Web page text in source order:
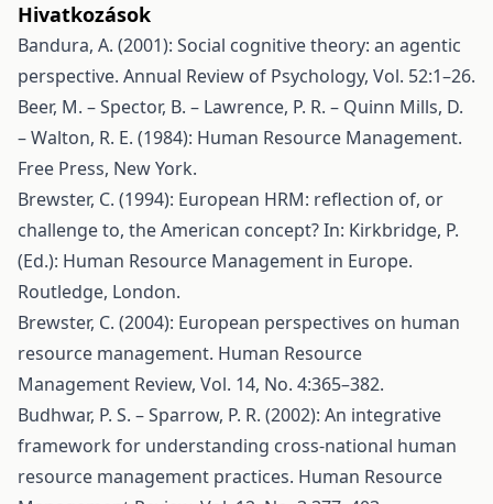
Hivatkozások
Bandura, A. (2001): Social cognitive theory: an agentic
perspective. Annual Review of Psychology, Vol. 52:1–26.
Beer, M. – Spector, B. – Lawrence, P. R. – Quinn Mills, D.
– Walton, R. E. (1984): Human Resource Management.
Free Press, New York.
Brewster, C. (1994): European HRM: reflection of, or
challenge to, the American concept? In: Kirkbridge, P.
(Ed.): Human Resource Management in Europe.
Routledge, London.
Brewster, C. (2004): European perspectives on human
resource management. Human Resource
Management Review, Vol. 14, No. 4:365–382.
Budhwar, P. S. – Sparrow, P. R. (2002): An integrative
framework for understanding cross-national human
resource management practices. Human Resource